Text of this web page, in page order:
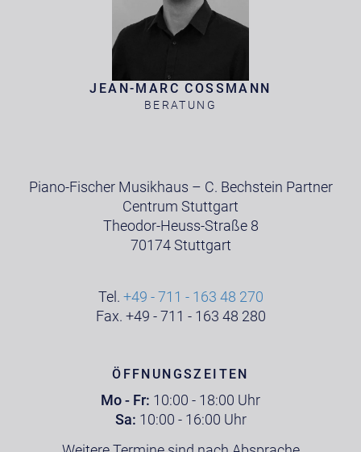
JEAN-MARC COSSMANN
BERATUNG
Piano-Fischer Musikhaus – C. Bechstein Partner
Centrum Stuttgart
Theodor-Heuss-Straße 8
70174 Stuttgart
Tel. +49 - 711 - 163 48 270
Fax. +49 - 711 - 163 48 280
ÖFFNUNGSZEITEN
Mo - Fr: 10:00 - 18:00 Uhr
Sa: 10:00 - 16:00 Uhr